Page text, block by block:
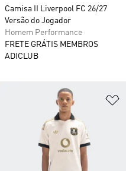
Camisa II Liverpool FC 26/27
Versão do Jogador
Homem Performance
FRETE GRÁTIS MEMBROS
ADICLUB